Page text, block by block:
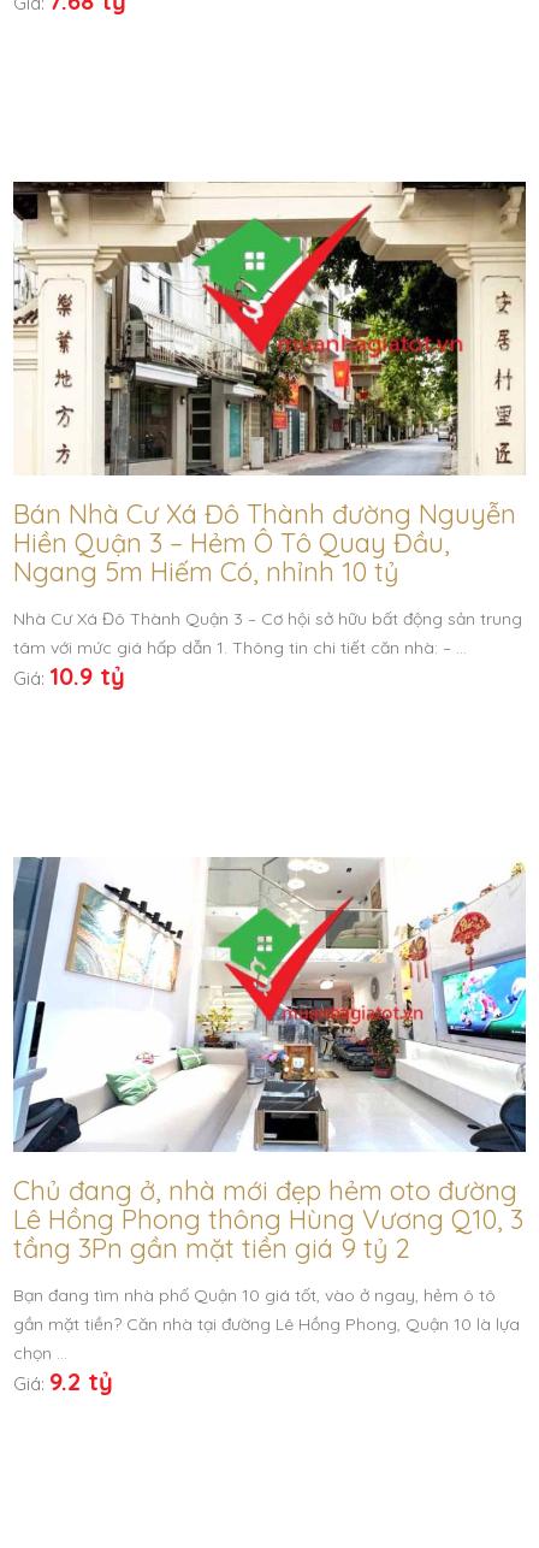
Bán Nhà Cư Xá Đô Thành đường Nguyễn
Hiền Quận 3 – Hẻm Ô Tô Quay Đầu,
Ngang 5m Hiếm Có, nhỉnh 10 tỷ
Nhà Cư Xá Đô Thành Quận 3 – Cơ hội sở hữu bất động sản trung
tâm với mức giá hấp dẫn 1. Thông tin chi tiết căn nhà: – …
Giá: 10.9 tỷ
Chủ đang ở, nhà mới đẹp hẻm oto đường
Lê Hồng Phong thông Hùng Vương Q10, 3
tầng 3Pn gần mặt tiền giá 9 tỷ 2
Bạn đang tìm nhà phố Quận 10 giá tốt, vào ở ngay, hẻm ô tô
gần mặt tiền? Căn nhà tại đường Lê Hồng Phong, Quận 10 là lựa
chọn …
Giá: 9.2 tỷ